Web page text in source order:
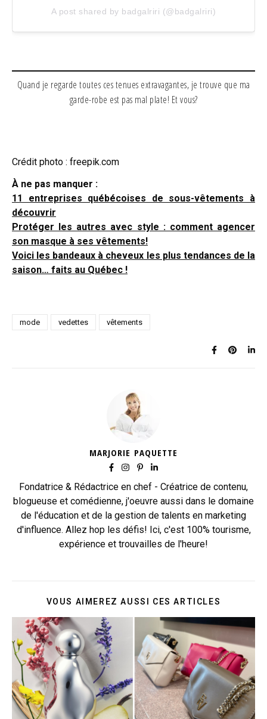
A post shared by badgalriri (@badgalriri)
Quand je regarde toutes ces tenues extravagantes, je trouve que ma
garde-robe est pas mal plate! Et vous?
Crédit photo : freepik.com
À ne pas manquer :
11 entreprises québécoises de sous-vêtements à
découvrir
Protéger les autres avec style : comment agencer
son masque à ses vêtements!
Voici les bandeaux à cheveux les plus tendances de la
saison… faits au Québec !
mode vedettes vêtements
MARJORIE PAQUETTE
Fondatrice & Rédactrice en chef - Créatrice de contenu,
blogueuse et comédienne, j'oeuvre aussi dans le domaine
de l'éducation et de la gestion de talents en marketing
d'influence. Allez hop les défis! Ici, c'est 100% tourisme,
expérience et trouvailles de l'heure!
VOUS AIMEREZ AUSSI CES ARTICLES